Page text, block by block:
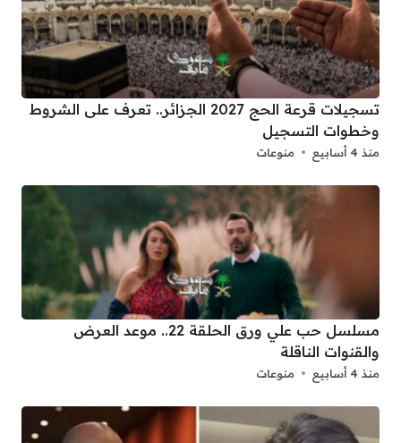
تسجيلات قرعة الحج 2027 الجزائر.. تعرف على الشروط
وخطوات التسجيل
منذ 4 أسابيع منوعات
مسلسل حب علي ورق الحلقة 22.. موعد العرض
والقنوات الناقلة
منذ 4 أسابيع منوعات